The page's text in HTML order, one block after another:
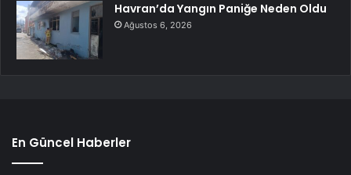
Havran’da Yangın Paniğe Neden Oldu
Ağustos 6, 2026
En Güncel Haberler